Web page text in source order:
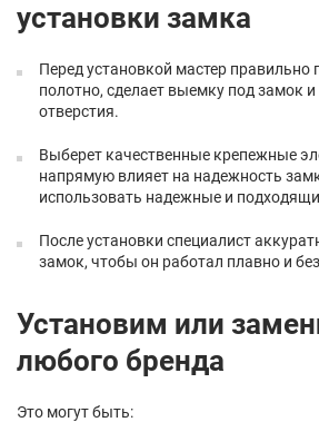
установки замка
Перед установкой мастер правильно
полотно, сделает выемку под замок
отверстия.
Выберет качественные крепежные
напрямую влияет на надежность
использовать надежные и
После установки специалист
замок, чтобы он работал плавно и
Установим или
любого бренда
Это могут быть: